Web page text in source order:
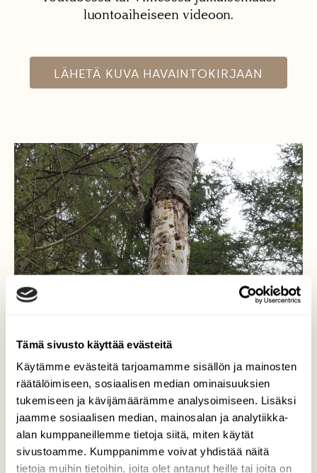
Tämä sivusto käyttää evästeitä
Käytämme evästeitä tarjoamamme sisällön ja mainosten
räätälöimiseen, sosiaalisen median ominaisuuksien
tukemiseen ja kävijämäärämme analysoimiseen. Lisäksi
jaamme sosiaalisen median, mainosalan ja analytiikka-
alan kumppaneillemme tietoja siitä, miten käytät
sivustoamme. Kumppanimme voivat yhdistää näitä
tietoja muihin tietoihin, joita olet antanut heille tai joita on
luontoaiheiseen videoon.
LÄHETÄ KUVA HAVAINTOKIRJAAN